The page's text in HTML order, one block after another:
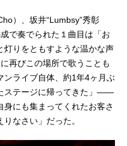
）、坂井“Lumbsy”秀彰
で奏でられた１曲目は「お
灯りをともすような温かな声
再びこの場所で歌うことも
ライブ自体、約1年4ヶ月ぶ
ステージに帰ってきた」――
にも集まってくれたお客さ
なさい」だった。